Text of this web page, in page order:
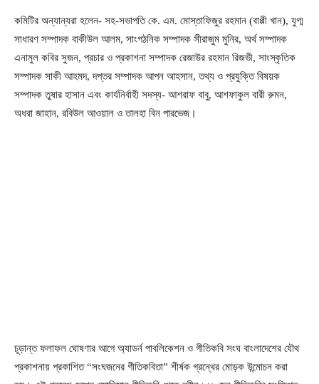
কমিটির অন্যান্যরা হলেন- সহ-সভাপতি কে. এম. মোস্তাফিজুর রহমান (বাপ্পী খান), যুগ্ম
সাধারণ সম্পাদক বাকীউল আলম, সাংগঠনিক সম্পাদক সীরাজুম মুনির, অর্থ সম্পাদক
এনামুল কবির সুজন, প্রচার ও প্রকাশনা সম্পাদক রেজাউর রহমান রিজভী, সাংস্কৃতিক
সম্পাদক সাকী আহমদ, দপ্তর সম্পাদক আপন আহসান, তথ্য ও প্রযুক্তি বিষয়ক
সম্পাদক তুষার হাসান এবং কার্যনির্বাহী সদস্য- আশরাফ বাবু, আশফাকুল বারী রুমন,
অধরা জাহান, রবিউল আওয়াল ও তালহা বিন পারভেজ।
চূড়ান্ত ফলাফল ঘোষণার আগে অ্যাডর্ন পাবলিকেশন ও গীতিকবি সংঘ বাংলাদেশের যৌথ
প্রকাশনায় প্রকাশিত “সংঘজনের গীতিকবিতা” শীর্ষক গ্রন্থের মোড়ক উন্মোচন করা